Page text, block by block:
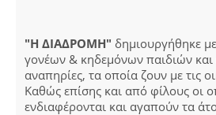
"Η ΔΙΑΔΡΟΜΗ" δημιουργήθηκε
γονέων & κηδεμόνων παιδιών
αναπηρίες, τα οποία ζουν με τις
Καθώς επίσης και από φίλους οι
ενδιαφέρονται και αγαπούν τα